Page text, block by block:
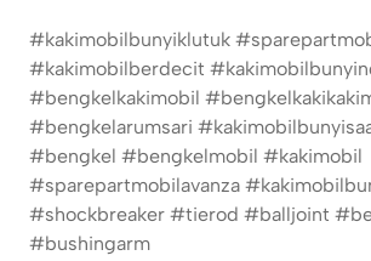
#kakimobilbunyiklutuk
#kakimobilberdecit
#bengkelkakimobil
#bengkelarumsari
#bengkel #bengkelmobil #kakimobil
#sparepartmobilavanza
#shockbreaker #tierod #balljoint
#bushingarm